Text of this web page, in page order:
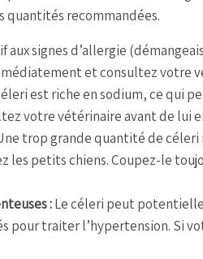
quantités recommandées.
aux signes d’allergie
et consultez votre
est riche en sodium, ce qui
votre vétérinaire avant de lui
trop grande quantité de
les petits chiens. Coupez-le
:Le céleri peut
pour traiter l’hypertension. Si